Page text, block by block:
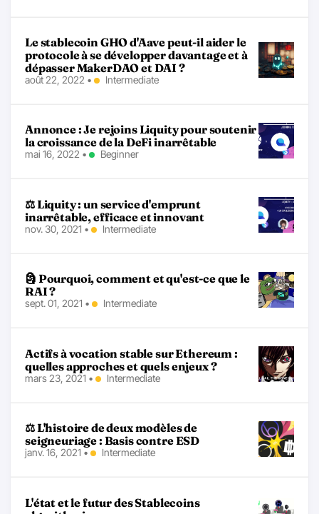
Le stablecoin GHO d'Aave peut-il aider le
protocole à se développer davantage et à
dépasser MakerDAO et DAI ?
août 22, 2022 • Intermediate
Annonce : Je rejoins Liquity pour soutenir
la croissance de la DeFi inarrêtable
mai 16, 2022 • Beginner
⚖️ Liquity : un service d'emprunt
inarrêtable, efficace et innovant
nov. 30, 2021 • Intermediate
🗿 Pourquoi, comment et qu'est-ce que le
RAI ?
sept. 01, 2021 • Intermediate
Actifs à vocation stable sur Ethereum :
quelles approches et quels enjeux ?
mars 23, 2021 • Intermediate
⚖ L'histoire de deux modèles de
seigneuriage : Basis contre ESD
janv. 16, 2021 • Intermediate
L'état et le futur des Stablecoins